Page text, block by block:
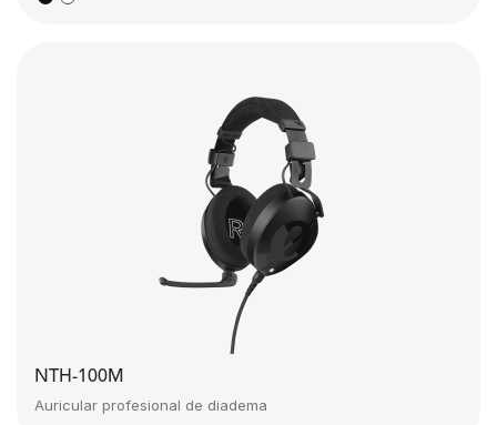
NTH-100M
Auricular profesional de diadema